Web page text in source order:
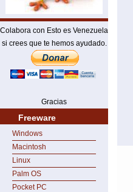
Colabora con Esto es Venezuela
si crees que te hemos ayudado.
Gracias
Freeware
Windows
Macintosh
Linux
Palm OS
Pocket PC